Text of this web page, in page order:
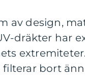
av design,
dräkter har
bort